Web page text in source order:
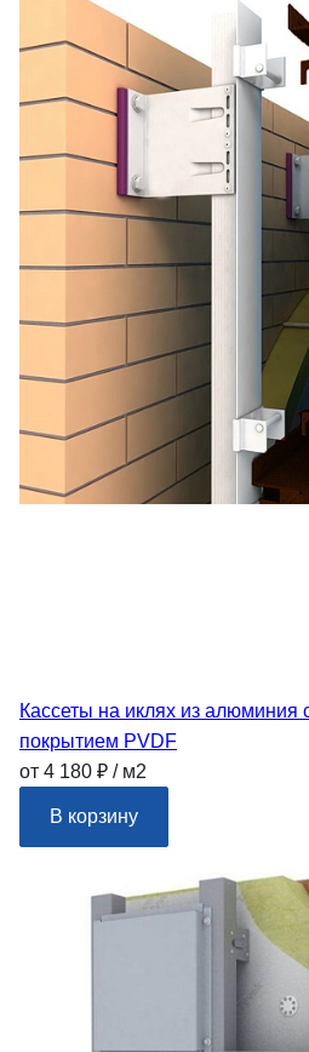
Кассеты на иклях из
покрытием PVDF
от 4 180 ₽ / м2
В корзину